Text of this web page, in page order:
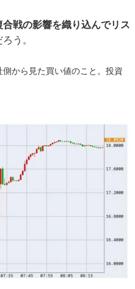
戦の影響を織り込んでリス
う。
から見た買い値のこと。投資